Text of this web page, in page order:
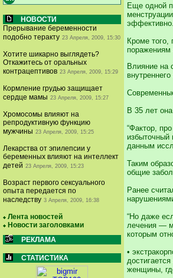
НОВОСТИ
Прерывание беременности
подобно теракту 23 Апреля, 2009, 15:30
Хотите шикарно выглядеть?
Откажитесь от оральных
контрацептивов 23 Апреля, 2009, 15:29
Кормление грудью защищает
сердце мамы 23 Апреля, 2009, 15:27
Хромосомы влияют на
репродуктивную функцию
мужчины 23 Апреля, 2009, 15:25
Лекарства от эпилепсии у
беременных влияют на интеллект
детей 23 Апреля, 2009, 15:23
Возраст первого сексуального
опыта передается по
наследству 3 Апреля, 2009, 16:38
Лента новостей
Новости заголовками
РЕКЛАМА
СТАТИСТИКА
Еще одной
эффективно.
Кроме того,
поражениям
Влияние на
В 35 лет
“Фактор,
избыточный
данным
Таким
общие
Ранее
“Но даже
лечения —
которым
•
женщины,